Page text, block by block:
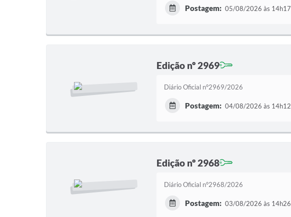
Postagem: 05/08/2026 às 14h17
Edição nº 2969
Diário Oficial n°2969/2026
Postagem: 04/08/2026 às 14h12
Edição nº 2968
Diário Oficial n°2968/2026
Postagem: 03/08/2026 às 14h26